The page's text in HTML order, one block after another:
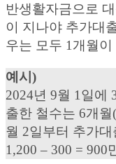
반생활자금으로
이 지나야 추가대
우는 모두 1개월
예시)
2024년 9월 1일에
출한 철수는 6개
월 2일부터 추가
1,200 – 300 = 900